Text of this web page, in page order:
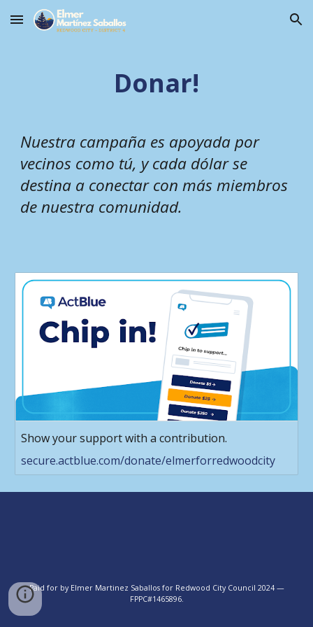
Skip to main content Skip to navigation
Donar!
Nuestra campaña es apoyada por
vecinos como tú, y cada dólar se
destina a conectar con más miembros
de nuestra comunidad.
Show your support with a contribution.
secure.actblue.com/donate/elmerforredwoodcity
Paid for by Elmer Martinez Saballos for Redwood City Council 2024 —
FPPC#1465896.